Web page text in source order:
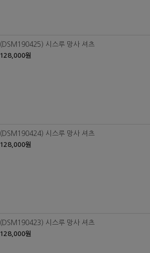
(DSM190425) 시스루 망사 셔츠
128,000원
(DSM190424) 시스루 망사 셔츠
128,000원
(DSM190423) 시스루 망사 셔츠
128,000원